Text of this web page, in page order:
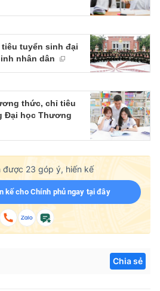
tiêu tuyển sinh đại
nhân dân
thức, chỉ tiêu
Đại học Thương
được 23 góp ý, hiến kế
kế cho Chính phủ ngay tại đây
Chia sẻ